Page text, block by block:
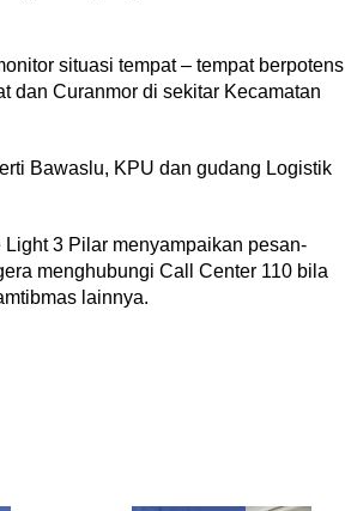
situasi tempat – tempat
dan Curanmor di sekitar Kecamatan
Bawaslu, KPU dan gudang Logistik
3 Pilar menyampaikan pesan-
menghubungi Call Center 110 bila
lainnya.